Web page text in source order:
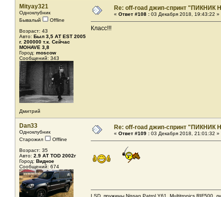
Mityay321
Одноклубник
Бывалый
Offline
Возраст: 43
Авто: Был 3,5 АТ EST 2005
г. 200000 т.к. Сейчас
MOHAVE 3,8
Город: moscow
Сообщений: 343
Дмитрий
Re: off-road джип-спринт "ПИКНИК
« Ответ #108 : 03 Декабря 2018, 19:43:22 »
Класс!!!
Dan33
Одноклубник
Старожил
Offline
Возраст: 35
Авто: 2.9 АТ TOD 2002г
Город: Видное
Сообщений: 674
Re: off-road джип-спринт "ПИКНИК
« Ответ #109 : 03 Декабря 2018, 21:01:32 »